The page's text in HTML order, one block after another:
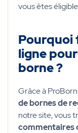
vous êtes
Pourquoi
ligne
borne ?
Grâce à
de bornes de
notre site, vous
commentaires